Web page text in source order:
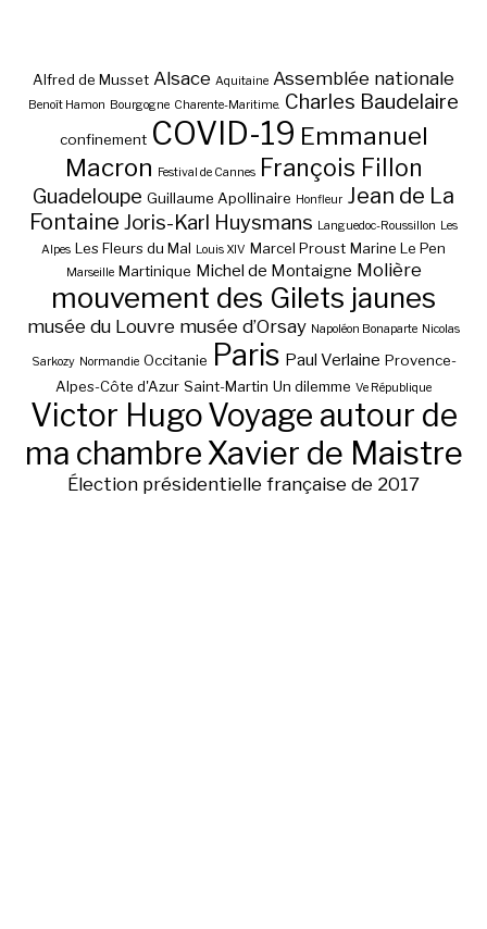
Alfred de Musset Alsace Aquitaine Assemblée nationale
Benoît Hamon Bourgogne Charente-Maritime. Charles Baudelaire
confinement COVID-19 Emmanuel
Macron Festival de Cannes François Fillon
Guadeloupe Guillaume Apollinaire Honfleur Jean de La
Fontaine Joris-Karl Huysmans Languedoc-Roussillon Les
Alpes Les Fleurs du Mal Louis XIV Marcel Proust Marine Le Pen
Marseille Martinique Michel de Montaigne Molière
mouvement des Gilets jaunes
musée du Louvre musée d’Orsay Napoléon Bonaparte Nicolas
Sarkozy Normandie Occitanie Paris Paul Verlaine Provence-
Alpes-Côte d'Azur Saint-Martin Un dilemme Ve République
Victor HugoVoyage autour de
ma chambre Xavier de Maistre
Élection présidentielle française de 2017